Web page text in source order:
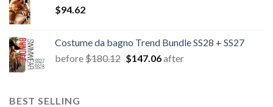
$94.62
Costume da bagno Trend Bundle SS28 + SS27
before$180.12 Il
$147.06Il
after
BEST SELLING